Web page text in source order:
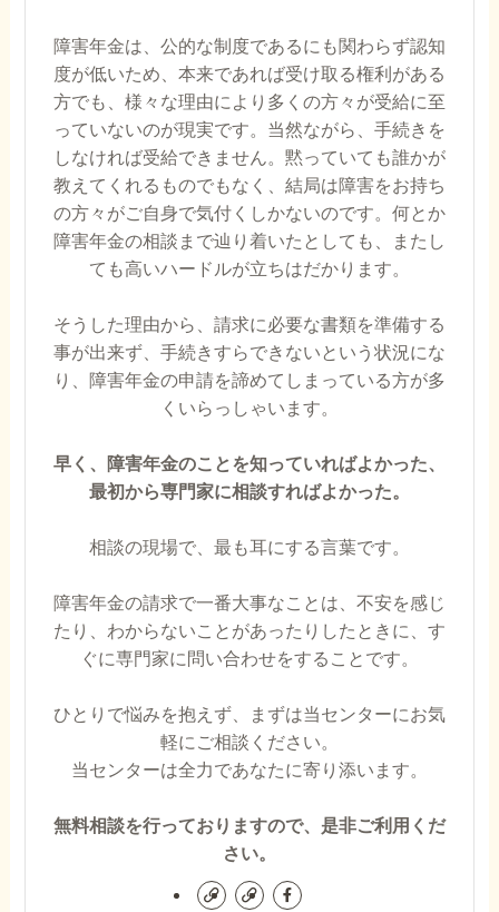
障害年金は、公的な制度であるにも関わらず認知
度が低いため、本来であれば受け取る権利がある
方でも、様々な理由により多くの方々が受給に至
っていないのが現実です。当然ながら、手続きを
しなければ受給できません。黙っていても誰かが
教えてくれるものでもなく、結局は障害をお持ち
の方々がご自身で気付くしかないのです。何とか
障害年金の相談まで辿り着いたとしても、またし
ても高いハードルが立ちはだかります。
そうした理由から、請求に必要な書類を準備する
事が出来ず、手続きすらできないという状況にな
り、障害年金の申請を諦めてしまっている方が多
くいらっしゃいます。
早く、障害年金のことを知っていればよかった、
最初から専門家に相談すればよかった。
相談の現場で、最も耳にする言葉です。
障害年金の請求で一番大事なことは、不安を感じ
たり、わからないことがあったりしたときに、す
ぐに専門家に問い合わせをすることです。
ひとりで悩みを抱えず、まずは当センターにお気
軽にご相談ください。
当センターは全力であなたに寄り添います。
無料相談を行っておりますので、是非ご利用くだ
さい。